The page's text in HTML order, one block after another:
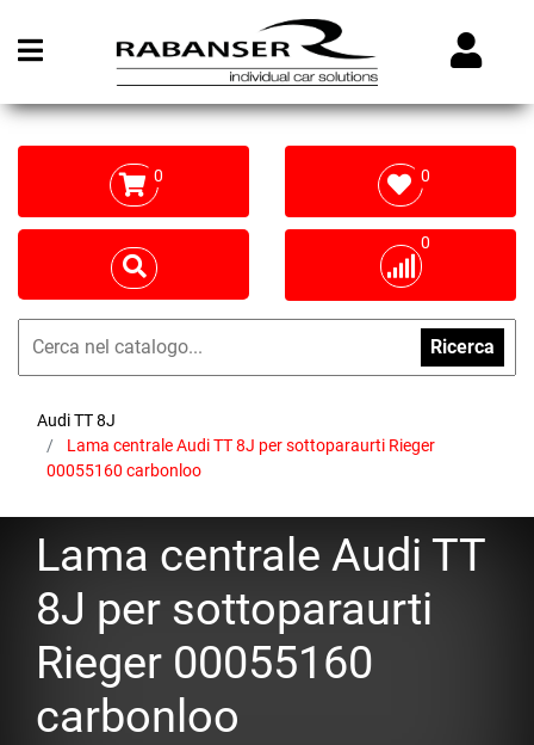
Open menu
0 0
0
Ricerca
Audi TT 8J
Lama centrale Audi TT 8J per sottoparaurti Rieger
00055160 carbonloo
Lama centrale Audi TT
8J per sottoparaurti
Rieger 00055160
carbonloo